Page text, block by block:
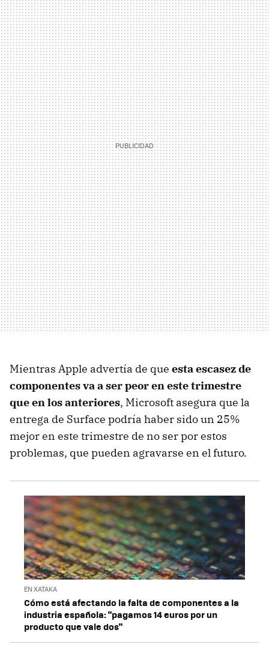
Mientras Apple advertía de que esta escasez de
componentes va a ser peor en este trimestre
que en los anteriores, Microsoft asegura que la
entrega de Surface podría haber sido un 25%
mejor en este trimestre de no ser por estos
problemas, que pueden agravarse en el futuro.
EN XATAKA
Cómo está afectando la falta de componentes a la
industria española: "pagamos 14 euros por un
producto que vale dos"